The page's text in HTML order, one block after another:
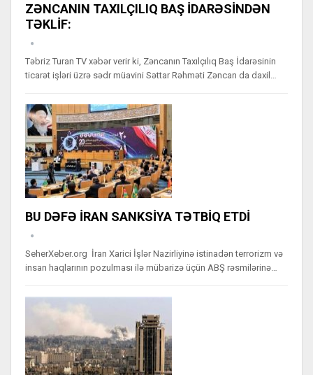
ZƏNCANIN TAXILÇILIQ BAŞ İDARƏSİNDƏN
TƏKLİF:
Təbriz Turan TV xəbər verir ki, Zəncanın Taxılçılıq Baş İdarəsinin
ticarət işləri üzrə sədr müavini Səttar Rəhməti Zəncan da daxil…
BU DƏFƏ İRAN SANKSİYA TƏTBİQ ETDİ
SeherXeber.org İran Xarici İşlər Nazirliyinə istinadən terrorizm və
insan haqlarının pozulması ilə mübarizə üçün ABŞ rəsmilərinə…